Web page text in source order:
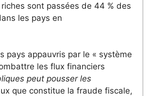
sont passées de 44 % des
les pays en
pays appauvris par le « système
les flux financiers
peut pousser les
que constitue la fraude fiscale,